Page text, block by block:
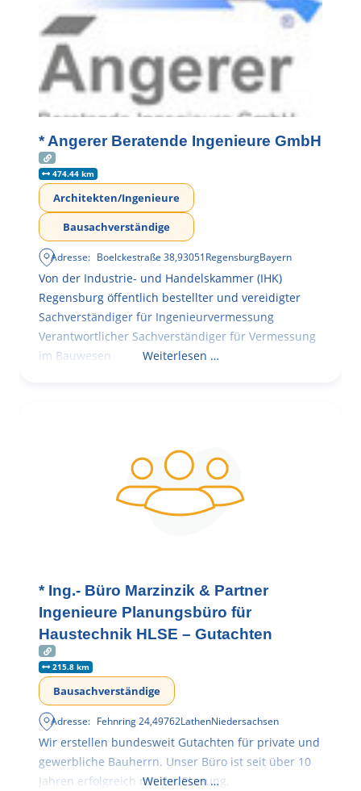
* Angerer Beratende Ingenieure GmbH
474.44 km
Architekten/Ingenieure
Bausachverständige
Adresse: Boelckestraße 38,93051RegensburgBayern
Von der Industrie- und Handelskammer (IHK)
Regensburg öffentlich bestellter und vereidigter
Sachverständiger für Ingenieurvermessung
Verantwortlicher Sachverständiger für Vermessung
im Bauwesen
Weiterlesen …
* Ing.- Büro Marzinzik & Partner
Ingenieure Planungsbüro für
Haustechnik HLSE – Gutachten
215.8 km
Bausachverständige
Adresse: Fehnring 24,49762LathenNiedersachsen
Wir erstellen bundesweit Gutachten für private und
gewerbliche Bauherrn. Unser Büro ist seit über 10
Jahren erfolgreich mit der Planung,
Weiterlesen …